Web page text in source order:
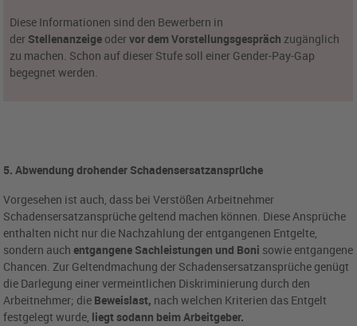
Diese Informationen sind den Bewerbern in
der Stellenanzeige odervor dem Vorstellungsgespräch zugänglich
zu machen. Schon auf dieser Stufe soll einer Gender-Pay-Gap
begegnet werden.
5. Abwendung drohender Schadensersatzansprüche
Vorgesehen ist auch, dass bei Verstößen Arbeitnehmer
Schadensersatzansprüche geltend machen können. Diese Ansprüche
enthalten nicht nur die Nachzahlung der entgangenen Entgelte,
sondern auchentgangene Sachleistungen und Boni sowie entgangene
Chancen. Zur Geltendmachung der Schadensersatzansprüche genügt
die Darlegung einer vermeintlichen Diskriminierung durch den
Arbeitnehmer; die Beweislast, nach welchen Kriterien das Entgelt
festgelegt wurde, liegt sodann beim Arbeitgeber.